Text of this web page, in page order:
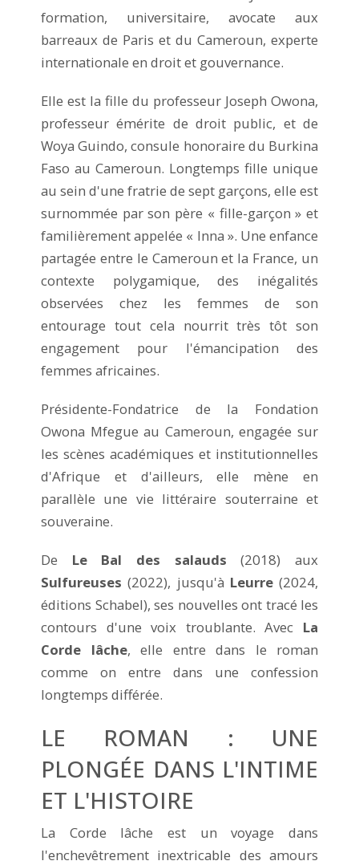
formation, universitaire, avocate aux
barreaux de Paris et du Cameroun, experte
internationale en droit et gouvernance.
Elle est la fille du professeur Joseph Owona,
professeur émérite de droit public, et de
Woya Guindo, consule honoraire du Burkina
Faso au Cameroun. Longtemps fille unique
au sein d'une fratrie de sept garçons, elle est
surnommée par son père « fille-garçon » et
familièrement appelée « Inna ». Une enfance
partagée entre le Cameroun et la France, un
contexte polygamique, des inégalités
observées chez les femmes de son
entourage tout cela nourrit très tôt son
engagement pour l'émancipation des
femmes africaines.
Présidente-Fondatrice de la Fondation
Owona Mfegue au Cameroun, engagée sur
les scènes académiques et institutionnelles
d'Afrique et d'ailleurs, elle mène en
parallèle une vie littéraire souterraine et
souveraine.
De Le Bal des salauds (2018) aux
Sulfureuses (2022), jusqu'à Leurre(2024,
éditions Schabel), ses nouvelles ont tracé les
contours d'une voix troublante. Avec La
Corde lâche, elle entre dans le roman
comme on entre dans une confession
longtemps différée.
LE ROMAN : UNE
PLONGÉE DANS L'INTIME
ET L'HISTOIRE
La Corde lâche est un voyage dans
l'enchevêtrement inextricable des amours